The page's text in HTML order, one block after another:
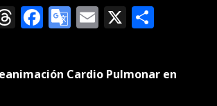
Threads
Facebook
Google
Email
X
Cardio Pulmonar en